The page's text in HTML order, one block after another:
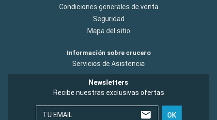
Condiciones generales de venta
Seguridad
Mapa del sitio
Información sobre crucero
Servicios de Asistencia
Newsletters
Recibe nuestras exclusivas ofertas
TU EMAIL OK